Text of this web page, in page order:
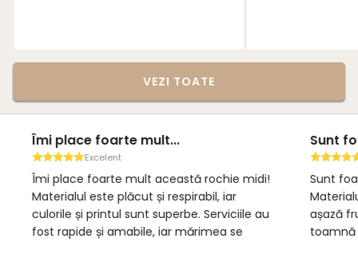
VEZI TOATE
Îmi place foarte mult...
Excelent
Îmi place foarte mult această rochie midi!
Materialul este plăcut și respirabil, iar
culorile și printul sunt superbe. Serviciile au
fost rapide și amabile, iar mărimea se
Sunt
Sunt
așază
toamnă